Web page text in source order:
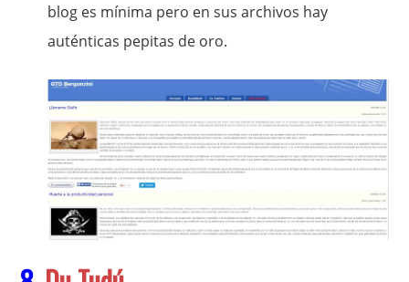
blog es mínima pero en sus archivos hay
auténticas pepitas de oro.